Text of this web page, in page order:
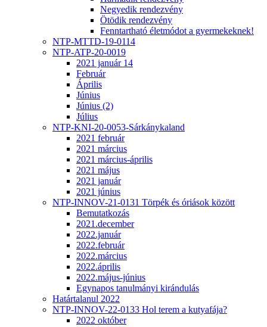
Negyedik rendezvény
Ötödik rendezvény
Fenntartható életmódot a gyermekeknek!
NTP-MTTD-19-0114
NTP-ATP-20-0019
2021 január 14
Február
Április
Június
Június (2)
Július
NTP-KNI-20-0053-Sárkánykaland
2021 február
2021 március
2021 március-április
2021 május
2021 január
2021 június
NTP-INNOV-21-0131 Törpék és óriások között
Bemutatkozás
2021.december
2022.január
2022.február
2022.március
2022.április
2022.május-június
Egynapos tanulmányi kirándulás
Határtalanul 2022
NTP-INNOV-22-0133 Hol terem a kutyafája?
2022 október